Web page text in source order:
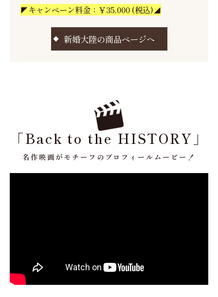
◤キャンペーン料金：￥35,000 (税込)◢
新婚大陸の商品ページへ
「Back to the HISTORY」
名作映画がモチーフのプロフィールムービー！